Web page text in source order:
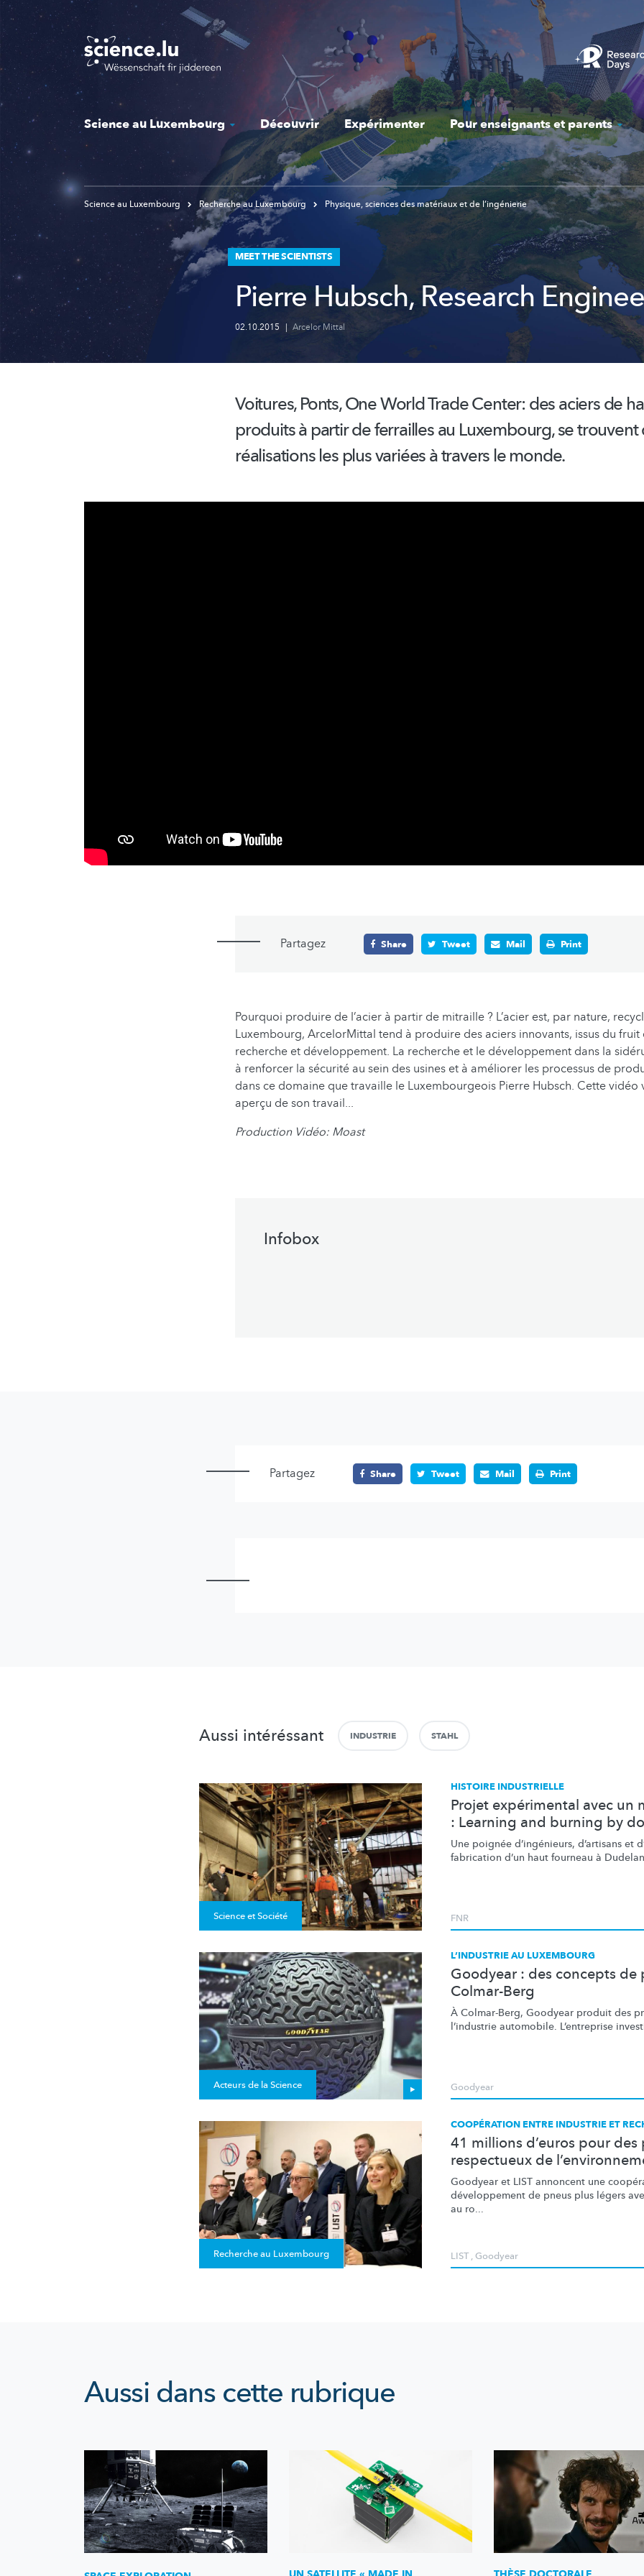
Skip
to
main
content
Science au Luxembourg Découvrir Expérimenter Pour enseignants et parents
Science au Luxembourg Recherche au Luxembourg Physique, sciences des matériaux et de l‘ingénierie
MEET THE SCIENTISTS
Pierre Hubsch, Research
02.10.2015 | Arcelor Mittal
Voitures, Ponts, One World Trade Center: des aciers de
produits à partir de ferrailles au Luxembourg, se trouvent
réalisations les plus variées à travers le monde.
Partagez Share Tweet Mail Print
Pourquoi produire de l’acier à partir de mitraille ? L’acier est, par nature,
Luxembourg, ArcelorMittal tend à produire des aciers innovants, issus du fruit
recherche et développement. La recherche et le développement dans la
à renforcer la sécurité au sein des usines et à améliorer les processus de
dans ce domaine que travaille le Luxembourgeois Pierre Hubsch. Cette vidéo
aperçu de son travail...
Production Vidéo: Moast
Infobox
Partagez Share Tweet Mail Print
Aussi intéréssant INDUSTRIE STAHL
Science et Société
HISTOIRE INDUSTRIELLE
Projet expérimental avec un
: Learning and burning by
Une poignée d’ingénieurs, d’artisans et
fabrication d’un haut fourneau à
FNR
Acteurs de la Science
L’INDUSTRIE AU LUXEMBOURG
Goodyear : des concepts de
Colmar-Berg
À Colmar-Berg, Goodyear produit des
l’industrie automobile. L’entreprise
Goodyear
Recherche au Luxembourg
COOPÉRATION ENTRE INDUSTRIE ET
41 millions d’euros pour des
respectueux de
Goodyear et LIST annoncent une
développement de pneus plus légers
au ro...
LIST,Goodyear
Aussi dans cette rubrique